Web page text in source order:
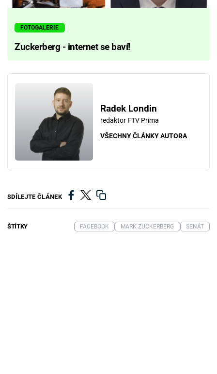
FOTOGALERIE
Zuckerberg - internet se baví!
Radek Londin
redaktor FTV Prima
VŠECHNY ČLÁNKY AUTORA
SDÍLEJTE ČLÁNEK
ŠTÍTKY FACEBOOK MARK ZUCKERBERG SENÁT